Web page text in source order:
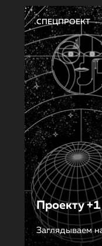
СПЕЦПРОЕКТ
Проекту
Заглядываем